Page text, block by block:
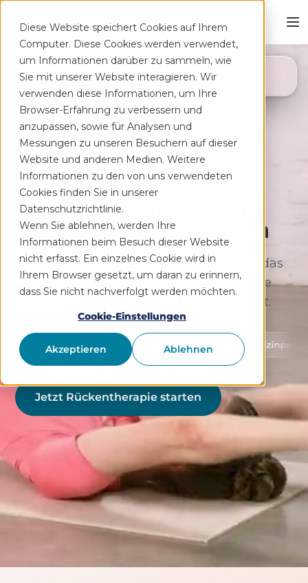
Diese Website speichert Cookies auf Ihrem
Computer. Diese Cookies werden verwendet,
um Informationen darüber zu sammeln, wie
Sie mit unserer Website interagieren. Wir
verwenden diese Informationen, um Ihre
Browser-Erfahrung zu verbessern und
anzupassen, sowie für Analysen und
Messungen zu unseren Besuchern auf dieser
Website und anderen Medien. Weitere
Informationen zu den von uns verwendeten
Cookies finden Sie in unserer
Datenschutzrichtlinie.
Wenn Sie ablehnen, werden Ihre
Informationen beim Besuch dieser Website
nicht erfasst. Ein einzelnes Cookie wird in
Ihrem Browser gesetzt, um daran zu erinnern,
dass Sie nicht nachverfolgt werden möchten.
Cookie-Einstellungen
Akzeptieren Ablehnen
Deine App auf Rezept
bei Rücken­schmerzen
Therapeutisches Training für zu Hause, das
sich flexibel deinem Alltag anpasst. Ohne
lange Wartezeiten, kostenfrei auf Rezept.
Schutz von Gesundheitsdaten Medizinprodukt Klasse
Jetzt Rückentherapie starten